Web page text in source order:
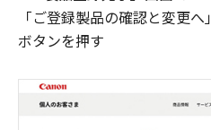
「ご登録製品の確認と変更へ」
ボタンを押す